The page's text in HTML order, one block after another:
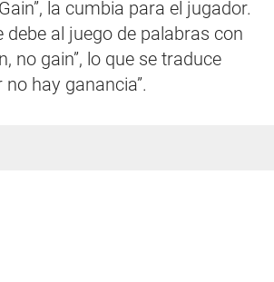
la cumbia para el jugador.
debe al juego de palabras con
no gain”, lo que se traduce
no hay ganancia”.